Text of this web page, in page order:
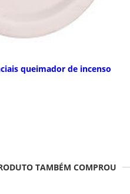
queimador de incenso
TAMBÉM COMPROU